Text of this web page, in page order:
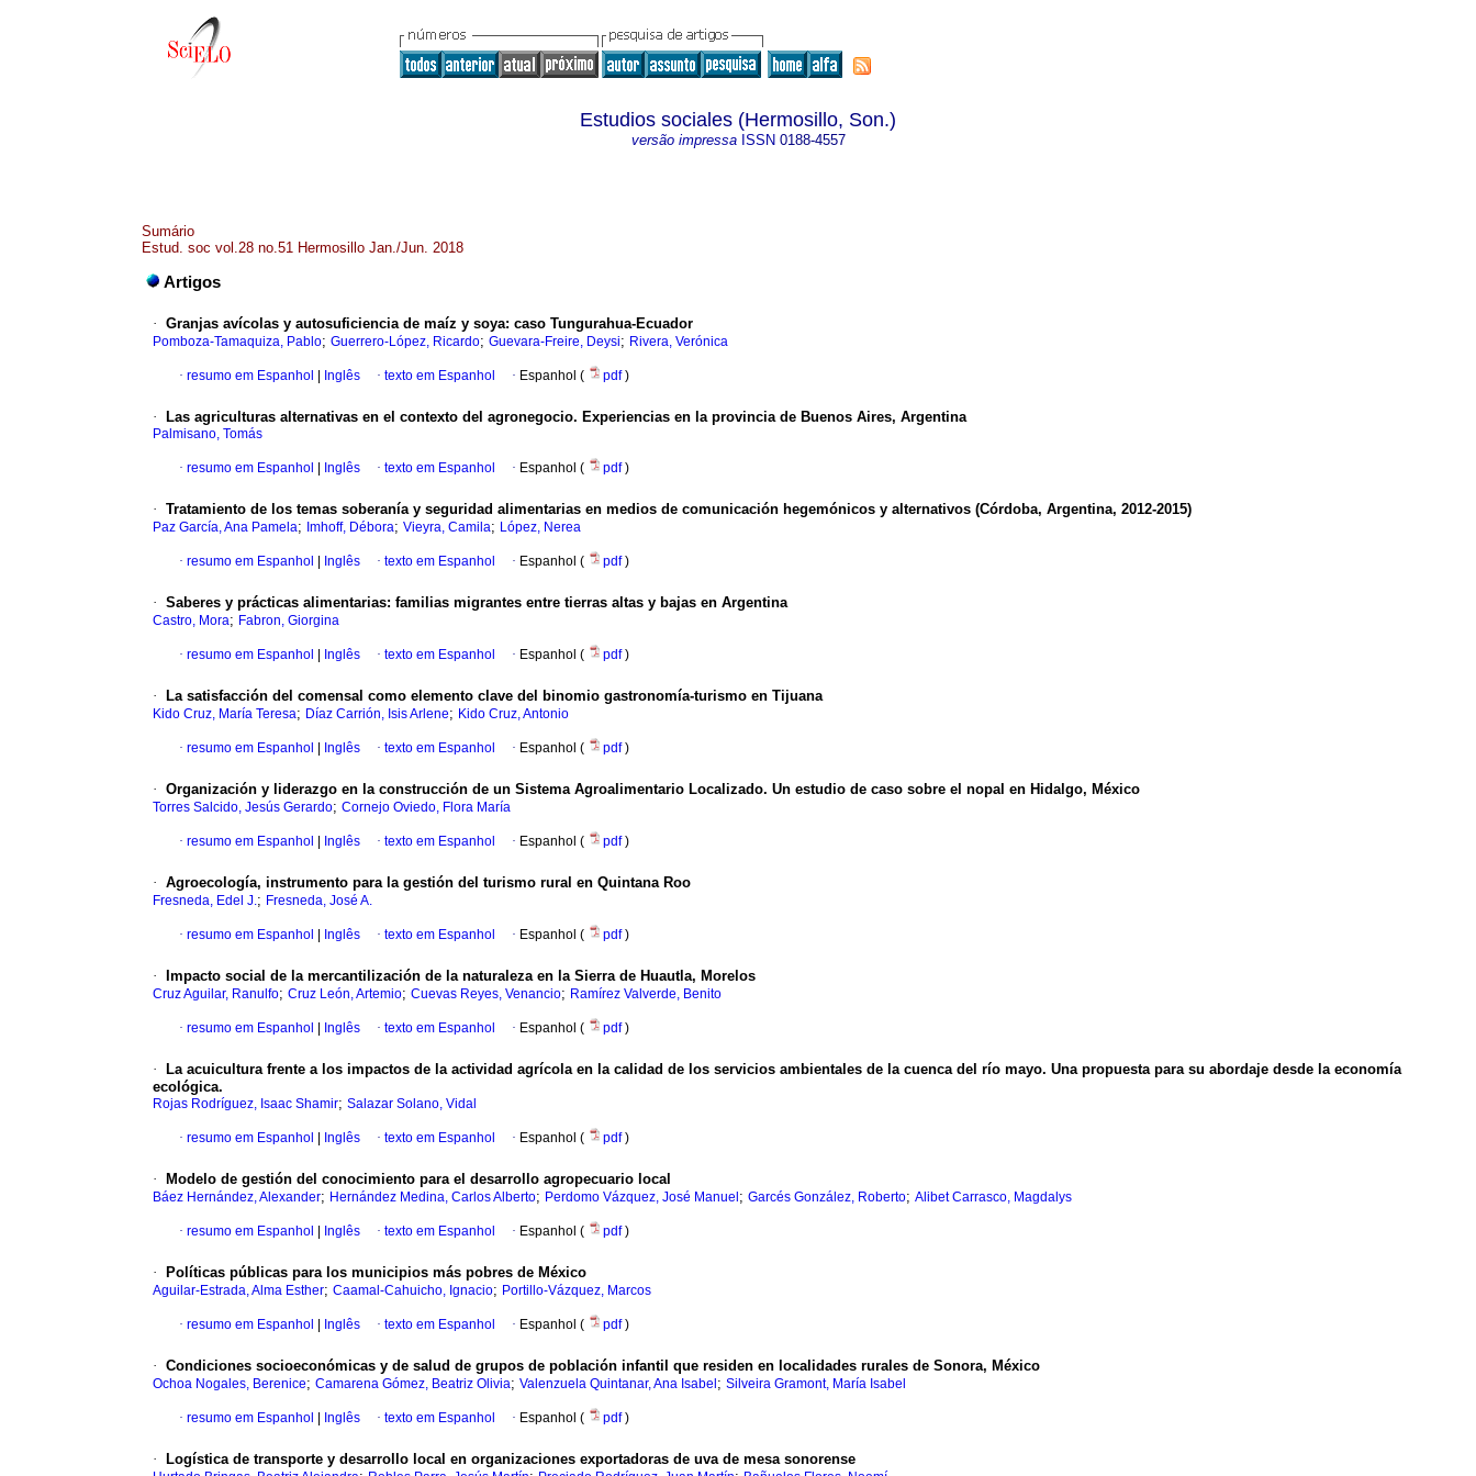
Estudios sociales (Hermosillo, Son.)
versão impressaISSN 0188-4557
Sumário
Estud. soc vol.28 no.51 Hermosillo Jan./Jun. 2018
Artigos
· Granjas avícolas y autosuficiencia de maíz y soya: caso Tungurahua-Ecuador
Pomboza-Tamaquiza, Pablo; Guerrero-López, Ricardo; Guevara-Freire, Deysi; Rivera, Verónica
· resumo em Espanhol Inglês · texto em Espanhol · Espanhol ( pdf)
· Las agriculturas alternativas en el contexto del agronegocio. Experiencias en la provincia de Buenos Aires, Argentina
Palmisano, Tomás
· resumo em Espanhol Inglês · texto em Espanhol · Espanhol ( pdf)
· Tratamiento de los temas soberanía y seguridad alimentarias en medios de comunicación hegemónicos y alternativos (Córdoba, Argentina, 2012-2015)
Paz García, Ana Pamela; Imhoff, Débora; Vieyra, Camila; López, Nerea
· resumo em Espanhol Inglês · texto em Espanhol · Espanhol ( pdf)
· Saberes y prácticas alimentarias: familias migrantes entre tierras altas y bajas en Argentina
Castro, Mora; Fabron, Giorgina
· resumo em Espanhol Inglês · texto em Espanhol · Espanhol ( pdf)
· La satisfacción del comensal como elemento clave del binomio gastronomía-turismo en Tijuana
Kido Cruz, María Teresa; Díaz Carrión, Isis Arlene; Kido Cruz, Antonio
· resumo em Espanhol Inglês · texto em Espanhol · Espanhol ( pdf)
· Organización y liderazgo en la construcción de un Sistema Agroalimentario Localizado. Un estudio de caso sobre el nopal en Hidalgo, México
Torres Salcido, Jesús Gerardo; Cornejo Oviedo, Flora María
· resumo em Espanhol Inglês · texto em Espanhol · Espanhol ( pdf)
· Agroecología, instrumento para la gestión del turismo rural en Quintana Roo
Fresneda, Edel J.; Fresneda, José A.
· resumo em Espanhol Inglês · texto em Espanhol · Espanhol ( pdf)
· Impacto social de la mercantilización de la naturaleza en la Sierra de Huautla, Morelos
Cruz Aguilar, Ranulfo; Cruz León, Artemio; Cuevas Reyes, Venancio; Ramírez Valverde, Benito
· resumo em Espanhol Inglês · texto em Espanhol · Espanhol ( pdf)
·
La acuicultura frente a los impactos de la actividad agrícola en la calidad de los servicios ambientales de la cuenca del río mayo. Una propuesta para su abordaje desde la economía
ecológica.
Rojas Rodríguez, Isaac Shamir; Salazar Solano, Vidal
· resumo em Espanhol Inglês · texto em Espanhol · Espanhol ( pdf)
· Modelo de gestión del conocimiento para el desarrollo agropecuario local
Báez Hernández, Alexander; Hernández Medina, Carlos Alberto; Perdomo Vázquez, José Manuel ; Garcés González, Roberto; Alibet Carrasco, Magdalys
· resumo em Espanhol Inglês · texto em Espanhol · Espanhol ( pdf)
· Políticas públicas para los municipios más pobres de México
Aguilar-Estrada, Alma Esther; Caamal-Cahuicho, Ignacio; Portillo-Vázquez, Marcos
· resumo em Espanhol Inglês · texto em Espanhol · Espanhol ( pdf)
· Condiciones socioeconómicas y de salud de grupos de población infantil que residen en localidades rurales de Sonora, México
Ochoa Nogales, Berenice; Camarena Gómez, Beatriz Olivia; Valenzuela Quintanar, Ana Isabel ; Silveira Gramont, María Isabel
· resumo em Espanhol Inglês · texto em Espanhol · Espanhol ( pdf)
· Logística de transporte y desarrollo local en organizaciones exportadoras de uva de mesa sonorense